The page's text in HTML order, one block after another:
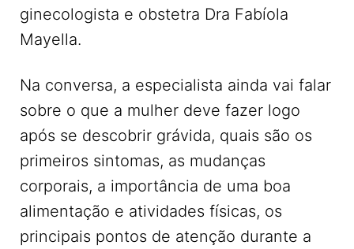
ginecologista e obstetra Dra Fabíola
Mayella.
Na conversa, a especialista ainda vai falar
sobre o que a mulher deve fazer logo
após se descobrir grávida, quais são os
primeiros sintomas, as mudanças
corporais, a importância de uma boa
alimentação e atividades físicas, os
principais pontos de atenção durante a